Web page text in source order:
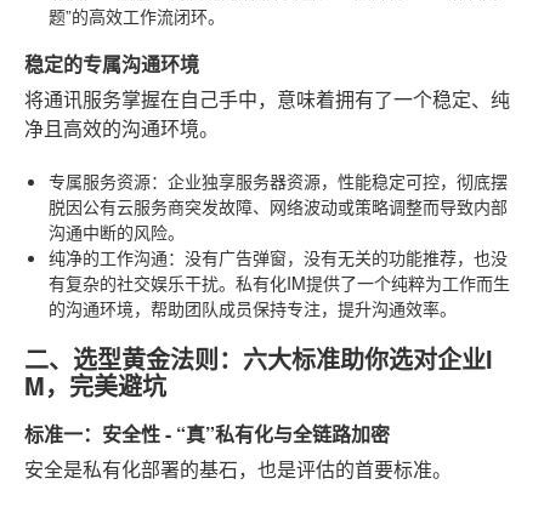
题”的高效工作流闭环。
稳定的专属沟通环境
将通讯服务掌握在自己手中，意味着拥有了一个稳定、纯
净且高效的沟通环境。
专属服务资源：企业独享服务器资源，性能稳定可控，彻底摆
脱因公有云服务商突发故障、网络波动或策略调整而导致内部
沟通中断的风险。
纯净的工作沟通：没有广告弹窗，没有无关的功能推荐，也没
有复杂的社交娱乐干扰。私有化IM提供了一个纯粹为工作而生
的沟通环境，帮助团队成员保持专注，提升沟通效率。
二、选型黄金法则：六大标准助你选对企业I
M，完美避坑
标准一：安全性 - “真”私有化与全链路加密
安全是私有化部署的基石，也是评估的首要标准。